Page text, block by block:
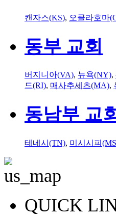
캔자스(KS), 오클라호마
동부 교회
버지니아(VA), 뉴욕(NY),
드(RI), 매사추세츠(MA),
동남부 교
테네시(TN), 미시시피
QUICK